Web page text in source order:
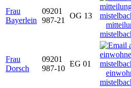
Frau
Bayerlein
09201
987-21
OG 13
Frau
Dorsch
09201
987-10
EG 01